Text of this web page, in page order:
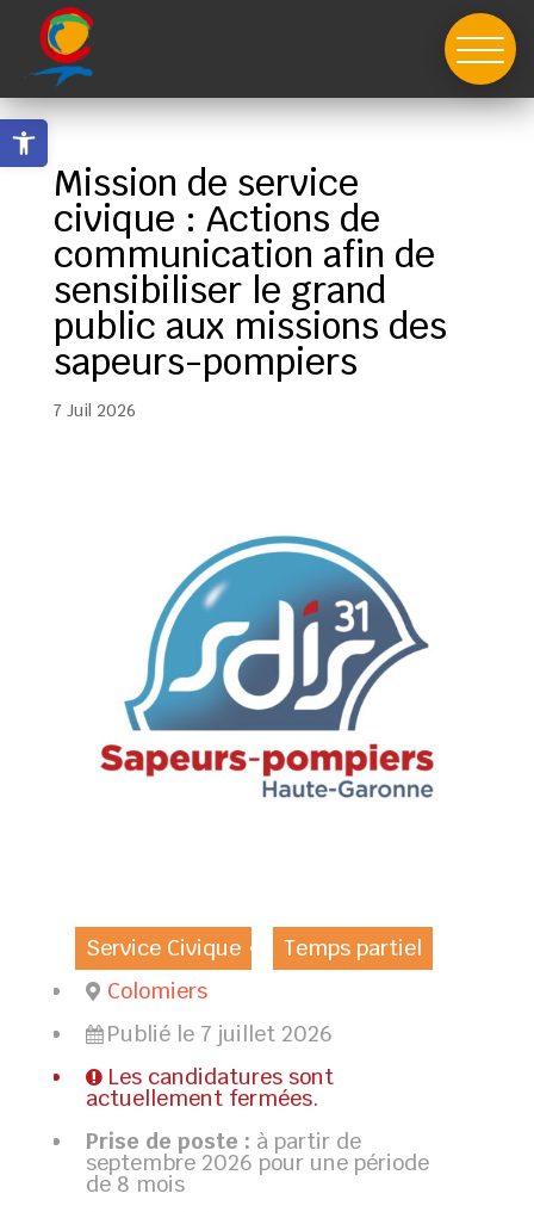
content
Ouvrir la barre d’outils
Mission de service
civique : Actions de
communication afin de
sensibiliser le grand
public aux missions des
sapeurs-pompiers
7 Juil 2026
Service Civique
Temps partiel
Colomiers
Publié le 7 juillet 2026
Les candidatures sont
actuellement fermées.
Prise de poste : à partir de
septembre 2026 pour une période
de 8 mois